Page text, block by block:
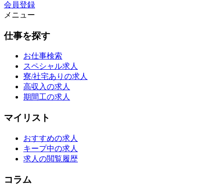
会員登録
メニュー
仕事を探す
お仕事検索
スペシャル求人
寮/社宅ありの求人
高収入の求人
期間工の求人
マイリスト
おすすめの求人
キープ中の求人
求人の閲覧履歴
コラム